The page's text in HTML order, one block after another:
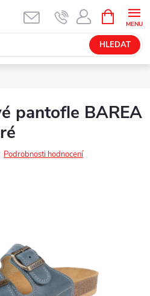
HLEDAT
NÁKUPNÍ
KOŠÍK
pantofle BAREA
Podrobnosti hodnocení